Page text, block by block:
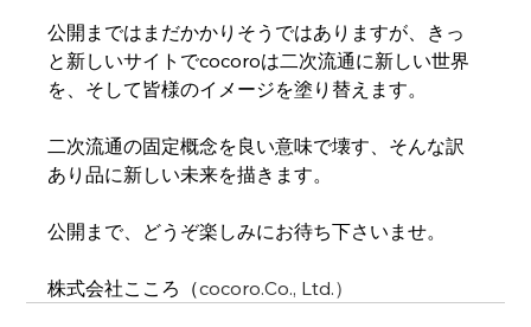
公開まではまだかかりそうではありますが、きっ
と新しいサイトでcocoroは二次流通に新しい世界
を、そして皆様のイメージを塗り替えます。
二次流通の固定概念を良い意味で壊す、そんな訳
あり品に新しい未来を描きます。
公開まで、どうぞ楽しみにお待ち下さいませ。
株式会社こころ（cocoro.Co., Ltd.）